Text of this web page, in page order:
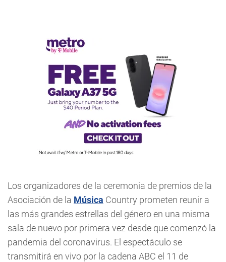
Los organizadores de la ceremonia de premios de la
Asociación de la Música Country prometen reunir a
las más grandes estrellas del género en una misma
sala de nuevo por primera vez desde que comenzó la
pandemia del coronavirus. El espectáculo se
transmitirá en vivo por la cadena ABC el 11 de